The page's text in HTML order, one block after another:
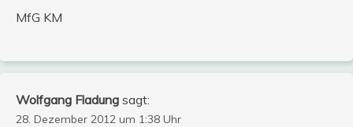
MfG KM
Wolfgang Fladung sagt:
28. Dezember 2012 um 1:38 Uhr